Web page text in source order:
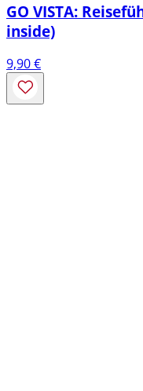
GO VISTA:
inside)
9,90€